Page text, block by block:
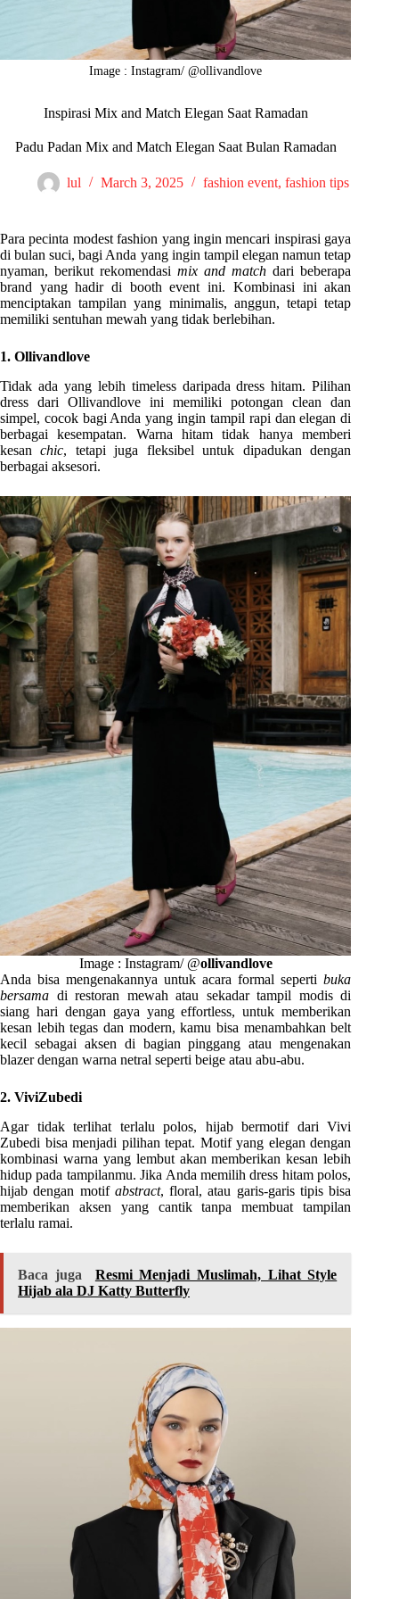
Image : Instagram/ @ollivandlove
Inspirasi Mix and Match Elegan Saat Ramadan
Padu Padan Mix and Match Elegan Saat Bulan Ramadan
lul March 3, 2025 fashion event,fashion tips
Para pecinta modest fashion yang ingin mencari inspirasi gaya
di bulan suci, bagi Anda yang ingin tampil elegan namun tetap
nyaman, berikut rekomendasimix and match dari beberapa
brand yang hadir di booth event ini. Kombinasi ini akan
menciptakan tampilan yang minimalis, anggun, tetapi tetap
memiliki sentuhan mewah yang tidak berlebihan.
1. Ollivandlove
Tidak ada yang lebih timeless daripada dress hitam. Pilihan
dress dari Ollivandlove ini memiliki potongan clean dan
simpel, cocok bagi Anda yang ingin tampil rapi dan elegan di
berbagai kesempatan. Warna hitam tidak hanya memberi
kesanchic, tetapi juga fleksibel untuk dipadukan dengan
berbagai aksesori.
Image : Instagram/ @ollivandlove
Anda bisa mengenakannya untuk acara formal sepertibuka
bersama di restoran mewah atau sekadar tampil modis di
siang hari dengan gaya yang effortless, untuk memberikan
kesan lebih tegas dan modern, kamu bisa menambahkan belt
kecil sebagai aksen di bagian pinggang atau mengenakan
blazer dengan warna netral seperti beige atau abu-abu.
2. ViviZubedi
Agar tidak terlihat terlalu polos, hijab bermotif dari Vivi
Zubedi bisa menjadi pilihan tepat. Motif yang elegan dengan
kombinasi warna yang lembut akan memberikan kesan lebih
hidup pada tampilanmu. Jika Anda memilih dress hitam polos,
hijab dengan motif abstract, floral, atau garis-garis tipis bisa
memberikan aksen yang cantik tanpa membuat tampilan
terlalu ramai.
Baca juga
Resmi Menjadi Muslimah, Lihat Style
Hijab ala DJ Katty Butterfly